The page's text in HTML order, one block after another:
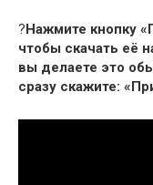
?Нажмите кнопку
чтобы скачать её
вы делаете это
сразу скажите: